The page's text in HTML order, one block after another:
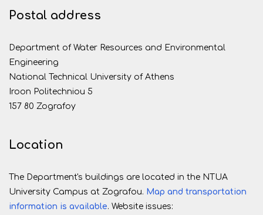
Postal address
Department of Water Resources and Environmental
Engineering
National Technical University of Athens
Iroon Politechniou 5
157 80 Zografoy
Location
The Department's buildings are located in the NTUA
University Campus at Zografou. Map and transportation
information is available. Website issues: